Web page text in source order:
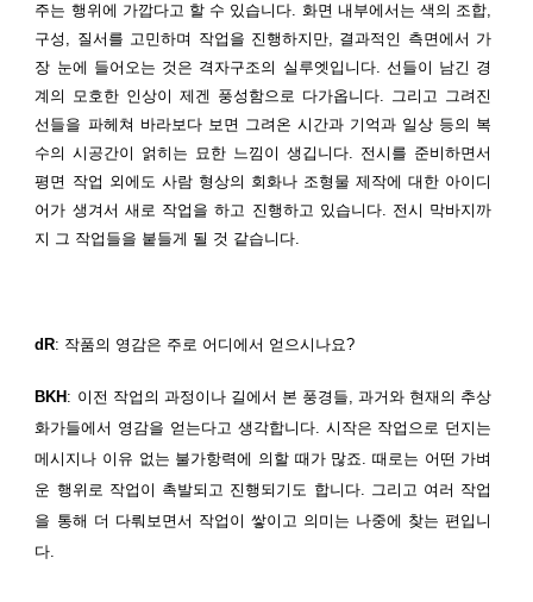
주는 행위에 가깝다고 할 수 있습니다. 화면 내부에서는 색의 조합,
구성, 질서를 고민하며 작업을 진행하지만, 결과적인 측면에서 가
장 눈에 들어오는 것은 격자구조의 실루엣입니다. 선들이 남긴 경
계의 모호한 인상이 제겐 풍성함으로 다가옵니다. 그리고 그려진
선들을 파헤쳐 바라보다 보면 그려온 시간과 기억과 일상 등의 복
수의 시공간이 얽히는 묘한 느낌이 생깁니다. 전시를 준비하면서
평면 작업 외에도 사람 형상의 회화나 조형물 제작에 대한 아이디
어가 생겨서 새로 작업을 하고 진행하고 있습니다. 전시 막바지까
지 그 작업들을 붙들게 될 것 같습니다.
dR: 작품의 영감은 주로 어디에서 얻으시나요?
BKH : 이전 작업의 과정이나 길에서 본 풍경들, 과거와 현재의 추상
화가들에서 영감을 얻는다고 생각합니다. 시작은 작업으로 던지는
메시지나 이유 없는 불가항력에 의할 때가 많죠. 때로는 어떤 가벼
운 행위로 작업이 촉발되고 진행되기도 합니다. 그리고 여러 작업
을 통해 더 다뤄보면서 작업이 쌓이고 의미는 나중에 찾는 편입니
다.